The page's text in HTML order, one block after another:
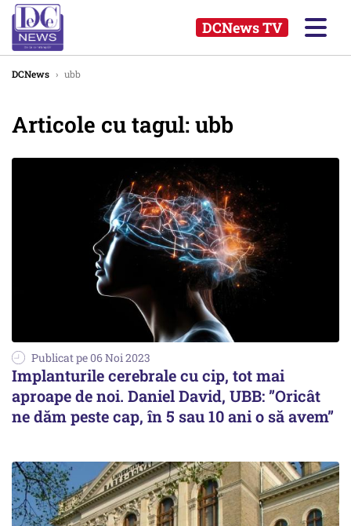
DCNews TV
DCNews › ubb
Articole cu tagul: ubb
Publicat pe 06 Noi 2023
Implanturile cerebrale cu cip, tot mai
aproape de noi. Daniel David, UBB: ”Oricât
ne dăm peste cap, în 5 sau 10 ani o să avem”